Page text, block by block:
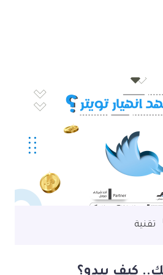
اطلب شعار المطعم الخاص بك.
تقنية